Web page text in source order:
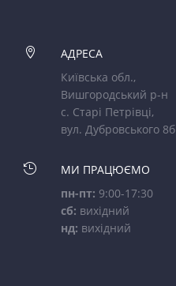

АДРЕСА
Київська обл.,
Вишгородський р-н
с. Старі Петрівці,
вул. Дубровського 8б

МИ ПРАЦЮЄМО
пн-пт: 9:00-17:30
сб: вихідний
нд: вихідний